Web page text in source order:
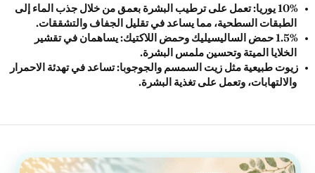
10% يوريا:
الطبقات السطحية، مما يساعد في تقليل الجفاف والتشققات.
1.5% حمض الساليسيليك وحمض اللاكتيك:
الخلايا الميتة وتحسين ملمس البشرة.
زيوت طبيعية مثل زيت السمسم والجوجوبا:
والالتهابات، وتعمل على تغذية البشرة.